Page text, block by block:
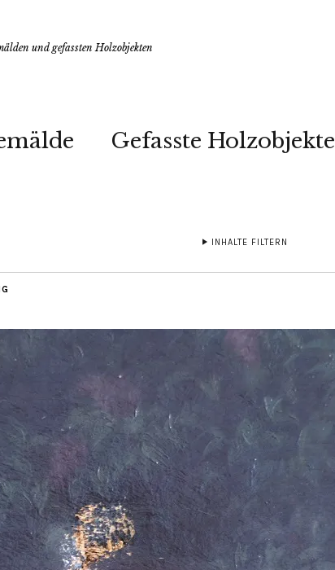
und gefassten Holzobjekten
Gefasste Holzobjekte
INHALTE FILTERN